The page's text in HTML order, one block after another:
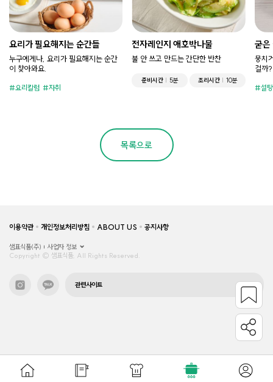
요리가 필요해지는 순간들
누구에게나, 요리가 필요해지는 순간
이 찾아와요.
요리칼럼 자취
전자레인지 애호박나물
불 안 쓰고 만드는 간단한 반찬
준비시간 5분 조리시간 10분
굳은
뭉치
걸까?
설탕
목록으로
이용약관 개인정보처리방침 ABOUT US 공지사항
샘표식품(주)
사업자 정보
Copyright © 샘표식품, All Rights Reserved.
관련사이트